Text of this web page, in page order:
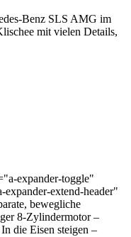
Benz SLS AMG im
mit vielen Details,
expander-toggle"
expander-extend-header"
bewegliche
8-Zylindermotor –
die Eisen steigen –